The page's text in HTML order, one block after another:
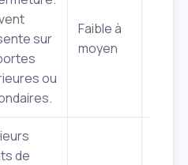
sur
ou
Faible à
moyen
de